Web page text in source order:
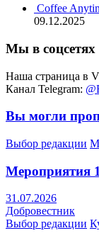
Coffee
09.12.2025
Мы в соцсетях
Наша страница в
Канал Telegram:
Вы могли
Выбор редакции
Мероприятия
31.07.2026
Добровестник
Выбор редакции